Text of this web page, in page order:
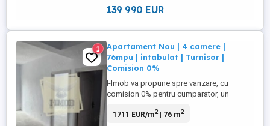
etajul ...
139 990 EUR
1
Apartament Nou | 4 camere |
76mpu | intabulat | Turnisor |
Comision 0%
I-Imob va propune spre vanzare, cu
comision 0% pentru cumparator, un
amplasat la etajul 3 si mansarda al unui
1711 EUR/m2| 76 m2